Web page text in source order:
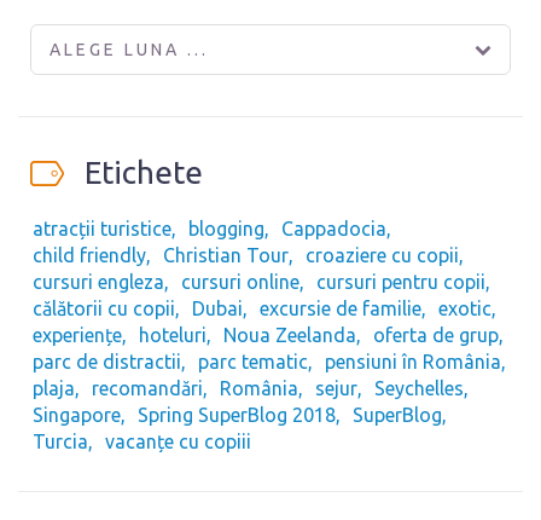
ALEGE LUNA ...
Etichete
atracții turistice blogging
Cappadocia
child friendly
Christian Tour
croaziere cu copii
cursuri engleza
cursuri online
cursuri pentru copii
călătorii cu copii
Dubai excursie de familie
exotic
experiențe
hoteluri Noua Zeelanda
oferta de grup
parc de distractii
parc tematic
pensiuni în România
plaja
recomandări România sejur
Seychelles
Singapore
Spring SuperBlog 2018
SuperBlog
Turcia
vacanțe cu copiii